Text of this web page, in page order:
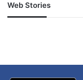
Web Stories
जम्मू-कश्मीर में बारिश से
अपडेट